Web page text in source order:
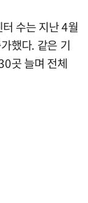
수는 지난 4월
했다. 같은 기
곳 늘며 전체